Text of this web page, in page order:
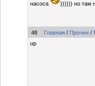
насоса )))))) но там
48 Главная / Прочее /
up